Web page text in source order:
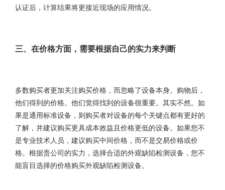
认证后，计算结果将更接近现场的应用情况。
三、在价格方面，需要根据自己的实力来判断
多数购买者更加关注购买价格，而忽略了设备本身。购物后，
他们得到的价格。他们觉得找到的设备很重要。其实不然。如
果是通用标准设备，则购买者对设备的每个关键点都有更好的
了解，并建议购买更具成本效益且价格更低的设备。如果您不
是专业技术人员，建议购买中间价格，而不是交易价格或价
格。根据贵公司的实力，选择合适的外观缺陷检测设备，您不
能盲目选择的价格购买外观缺陷检测设备。